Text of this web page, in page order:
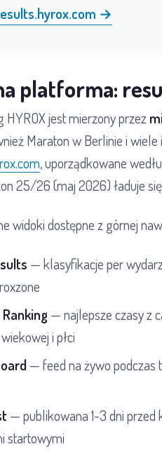
→
platforma:
HYROX jest mierzony przez
Maraton w Berlinie i
, uporządkowane
25/26 (maj 2026) ładuje
widoki dostępne z górnej
— klasyfikacje per
— najlepsze czasy z
i płci
— feed na żywo podczas
— publikowana 1-3 dni przed
startowymi